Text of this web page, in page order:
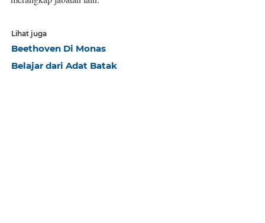
Lihat juga
Beethoven Di Monas
Belajar dari Adat Batak